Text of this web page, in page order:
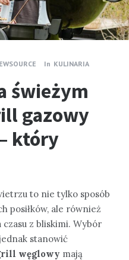
In KULINARIA
świeżym
gazowy
który
to nie tylko sposób
posiłków, ale również
z bliskimi. Wybór
stanowić
węglowy mają